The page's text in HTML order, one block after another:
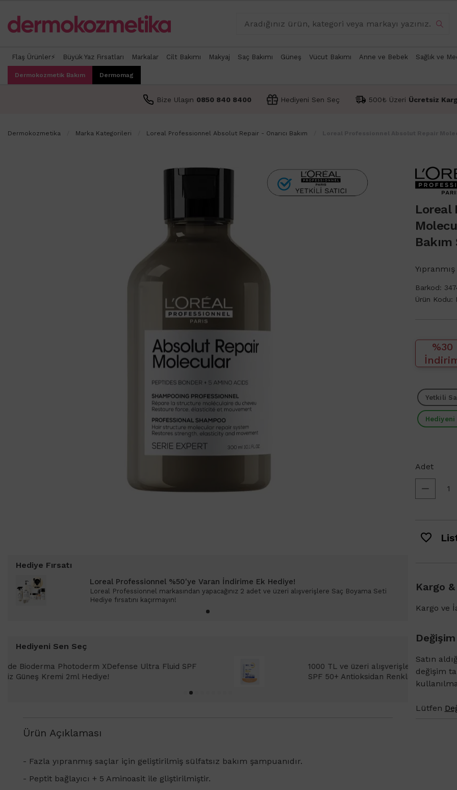
Flaş Ürünler⚡ Büyük Yaz Fırsatları Markalar Cilt Bakımı Makyaj Saç Bakımı Güneş Vücut Bakımı Anne ve Bebek Sağlık ve
Dermokozmetik Bakım Dermomag
Bize Ulaşın 0850 840 8400 Hediyeni Sen Seç 500₺ Üzeri Ücretsiz
Dermokozmetika Marka Kategorileri Loreal Professionnel Absolut Repair - Onarıcı Bakım
Loreal
Barkod:
Ürün Kodu:
%30
Yetkili
Hediyeni
Adet
Hediye Fırsatı
Loreal Professionnel %50'ye Varan İndirime Ek Hediye!
Loreal Professionnel markasından yapacağınız 2 adet ve üzeri alışverişlere Saç Boyama Seti
Hediye fırsatını kaçırmayın!
Hediyeni Sen Seç
1000 TL ve üzeri alışverişlerinizde Bioderma Photoderm XDefense Ultra Fluid
SPF 50+ Antioksidan Renkli Güneş Kremi Light 2ml hediye!
Ürün Açıklaması
- Fazla yıpranmış saçlar için geliştirilmiş sülfatsız bakım şampuanıdır.
- Peptit bağlayıcı + 5 Aminoasit ile gliştirilmiştir.
Kargo
Kargo ve
Satın
değişim
Lütfen